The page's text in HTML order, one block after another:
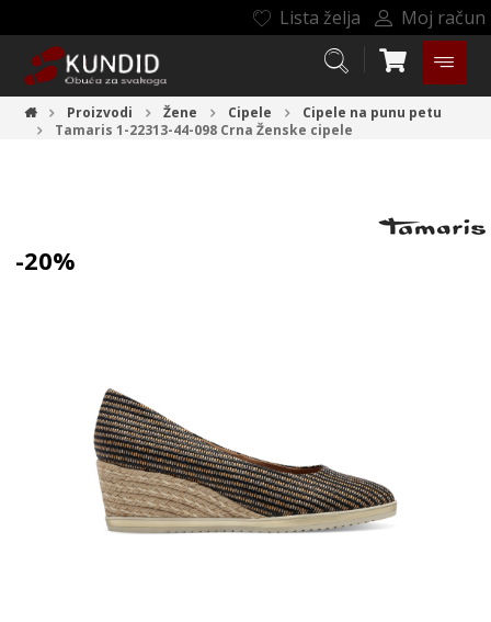
Lista želja Moj račun
Proizvodi Žene Cipele
Cipele na punu petu
Tamaris 1-22313-44-098 Crna Ženske cipele
-20%